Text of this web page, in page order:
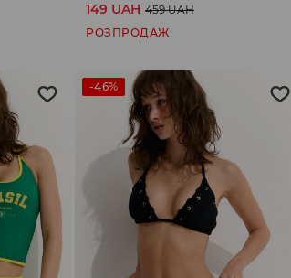
149 UAH 459 UAH
РОЗПРОДАЖ
-46%